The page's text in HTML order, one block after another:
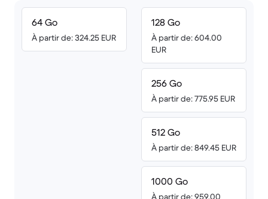
64 Go
À partir de: 324.25 EUR
128 Go
À partir de: 604.00
EUR
256 Go
À partir de: 775.95 EUR
512 Go
À partir de: 849.45 EUR
1000 Go
À partir de: 959.00